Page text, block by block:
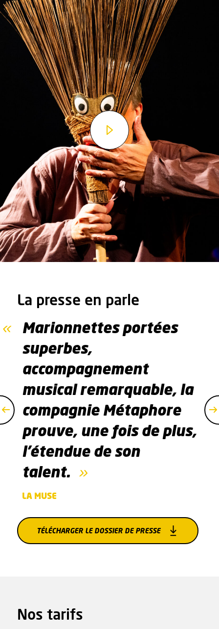
La presse en parle
Marionnettes portées
superbes,
accompagnement
musical remarquable, la
compagnie Métaphore
prouve, une fois de plus,
l'étendue de son
talent.
LA MUSE
TÉLÉCHARGER LE DOSSIER DE PRESSE
Nos tarifs